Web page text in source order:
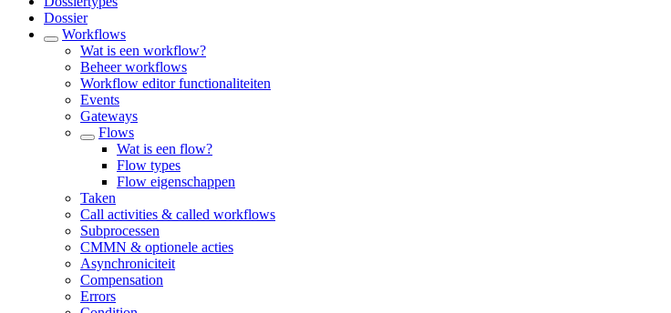
Dossier
Workflows
Wat is een workflow?
Beheer workflows
Workflow editor functionaliteiten
Events
Gateways
Flows
Wat is een flow?
Flow types
Flow eigenschappen
Taken
Call activities & called workflows
Subprocessen
CMMN & optionele acties
Asynchroniciteit
Compensation
Errors